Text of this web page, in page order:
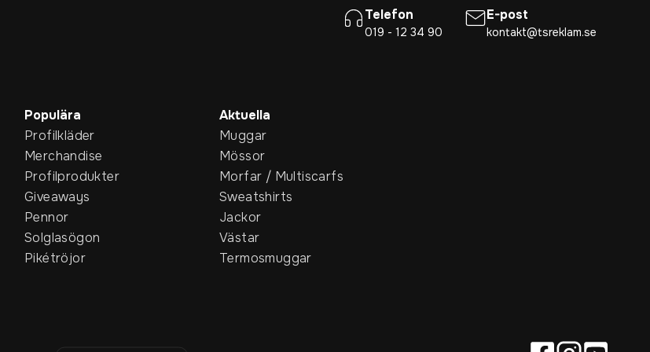
Telefon
019 - 12 34 90
E-post
kontakt@tsreklam.se
Populära
Profilkläder
Merchandise
Profilprodukter
Giveaways
Pennor
Solglasögon
Pikétröjor
Aktuella
Muggar
Mössor
Morfar / Multiscarfs
Sweatshirts
Jackor
Västar
Termosmuggar